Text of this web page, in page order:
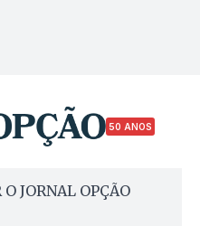
50 ANOS
JORNAL OPÇÃO